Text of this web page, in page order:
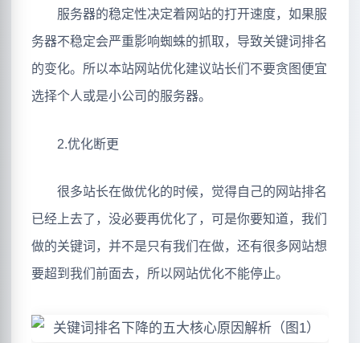
服务器的稳定性决定着网站的打开速度，如果服
务器不稳定会严重影响蜘蛛的抓取，导致关键词排名
的变化。所以本站网站优化建议站长们不要贪图便宜
选择个人或是小公司的服务器。
2.优化断更
很多站长在做优化的时候，觉得自己的网站排名
已经上去了，没必要再优化了，可是你要知道，我们
做的关键词，并不是只有我们在做，还有很多网站想
要超到我们前面去，所以网站优化不能停止。